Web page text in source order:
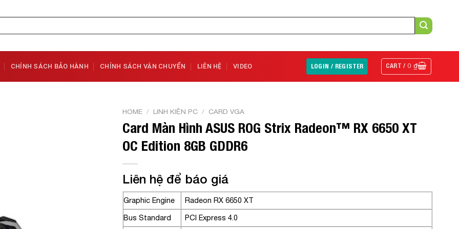
CHÍNH SÁCH BẢO HÀNH CHÍNH SÁCH VẬN CHUYỂN LIÊN HỆ VIDEO LOGIN / REGISTER CART /0₫
HOME / LINH KIỆN PC / CARD VGA
Card Màn Hình ASUS ROG Strix Radeon™ RX 6650 XT
OC Edition 8GB GDDR6
Liên hệ để báo giá
Graphic Engine
Radeon RX 6650 XT
Bus Standard
PCI Express 4.0